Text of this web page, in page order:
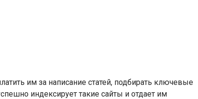
им за написание статей, подбирать ключевые
индексирует такие сайты и отдает им